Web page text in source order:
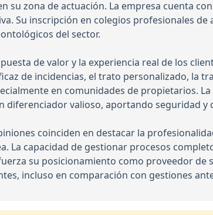
su zona de actuación. La empresa cuenta
Su inscripción en colegios profesionales
del sector.
de valor y la experiencia real de los
de incidencias, el trato personalizado, la
en comunidades de propietarios.
diferenciador valioso, aportando seguridad
coinciden en destacar la
La capacidad de gestionar procesos
su posicionamiento como proveedor de
incluso en comparación con gestiones